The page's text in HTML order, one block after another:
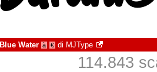
Blue Water à € di MJType
114.843